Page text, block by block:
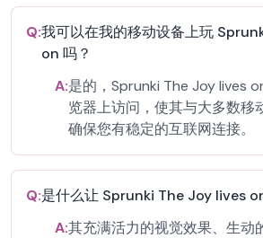
Q:我可以在我的移动设备上玩
on 吗？
A:是的，Sprunki The Joy lives
览器上访问，使其与大多数移
确保您有稳定的互联网连接。
Q:是什么让 Sprunki The Joy lives
A:其充满活力的视觉效果、生动